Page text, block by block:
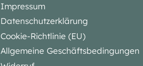
Impressum
Datenschutzerklärung
Cookie-Richtlinie (EU)
Allgemeine Geschäftsbedingungen